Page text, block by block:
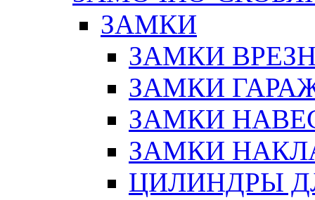
ЗАМКИ
ЗАМКИ
ЗАМКИ
ЗАМКИ
ЗАМКИ
ЦИЛИНДРЫ